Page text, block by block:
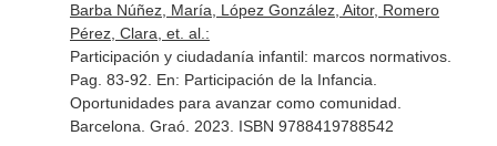
Barba Núñez, María, López González, Aitor, Romero
Pérez, Clara, et. al.:
Participación y ciudadanía infantil: marcos normativos.
Pag. 83-92. En: Participación de la Infancia.
Oportunidades para avanzar como comunidad
Barcelona. Graó. 2023. ISBN 9788419788542